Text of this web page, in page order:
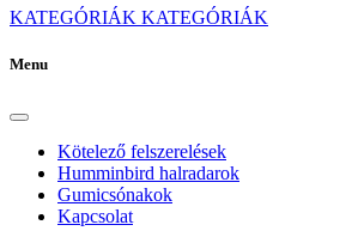
KATEGÓRIÁK KATEGÓRIÁK
Menu
Kötelező felszerelések
Humminbird halradarok
Gumicsónakok
Kapcsolat